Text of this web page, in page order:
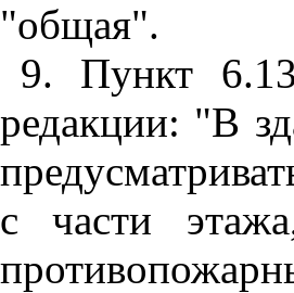
"общая".
9. Пункт
редакции: "В
с части